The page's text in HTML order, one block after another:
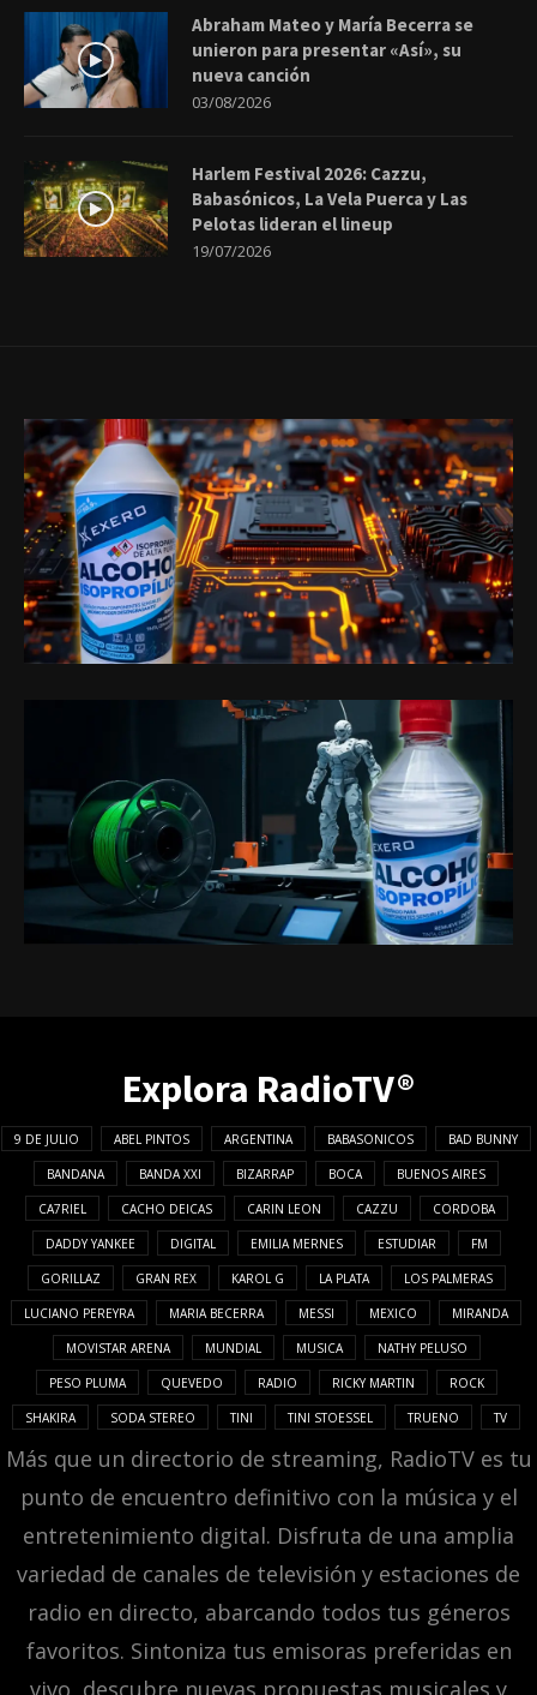
Abraham Mateo y María Becerra se
unieron para presentar «Así», su
nueva canción
03/08/2026
Harlem Festival 2026: Cazzu,
Babasónicos, La Vela Puerca y Las
Pelotas lideran el lineup
19/07/2026
Explora RadioTV®
9 DE JULIO ABEL PINTOS ARGENTINA BABASONICOS BAD BUNNY
BANDANA BANDA XXI BIZARRAP BOCA BUENOS AIRES
CA7RIEL CACHO DEICAS CARIN LEON CAZZU CORDOBA
DADDY YANKEE DIGITAL EMILIA MERNES ESTUDIAR FM
GORILLAZ GRAN REX KAROL G LA PLATA LOS PALMERAS
LUCIANO PEREYRA MARIA BECERRA MESSI MEXICO MIRANDA
MOVISTAR ARENA MUNDIAL MUSICA NATHY PELUSO
PESO PLUMA QUEVEDO RADIO RICKY MARTIN ROCK
SHAKIRA SODA STEREO TINI TINI STOESSEL TRUENO TV
Más que un directorio de streaming, RadioTV es tu
punto de encuentro definitivo con la música y el
entretenimiento digital. Disfruta de una amplia
variedad de canales de televisión y estaciones de
radio en directo, abarcando todos tus géneros
favoritos. Sintoniza tus emisoras preferidas en